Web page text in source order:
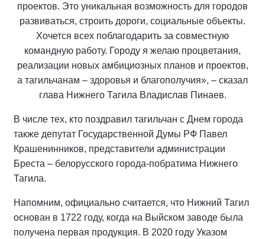
проектов. Это уникальная возможность для городов
развиваться, строить дороги, социальные объекты.
Хочется всех поблагодарить за совместную
командную работу. Городу я желаю процветания,
реализации новых амбициозных планов и проектов,
а тагильчанам – здоровья и благополучия», – сказал
глава Нижнего Тагила Владислав Пинаев.
В числе тех, кто поздравил тагильчан с Днем города
также депутат Государственной Думы РФ Павел
Крашенинников, представители администрации
Бреста – белорусского города-побратима Нижнего
Тагила.
Напомним, официально считается, что Нижний Тагил
основан в 1722 году, когда на Выйском заводе была
получена первая продукция. В 2020 году Указом